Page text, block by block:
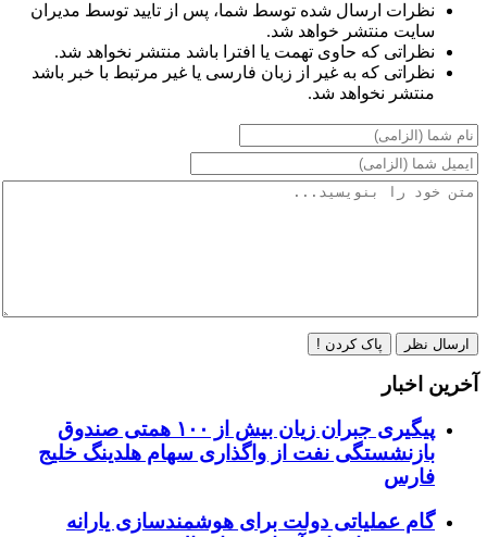
نظرات ارسال شده توسط شما، پس از تایید توسط مدیران
سایت منتشر خواهد شد.
نظراتی که حاوی تهمت یا افترا باشد منتشر نخواهد شد.
نظراتی که به غیر از زبان فارسی یا غیر مرتبط با خبر باشد
منتشر نخواهد شد.
ارسال نظر پاک کردن !
آخرین اخبار
پیگیری جبران زیان بیش از ۱۰۰ همتی صندوق
بازنشستگی نفت از واگذاری سهام هلدینگ خلیج
فارس
گام عملیاتی دولت برای هوشمندسازی یارانه